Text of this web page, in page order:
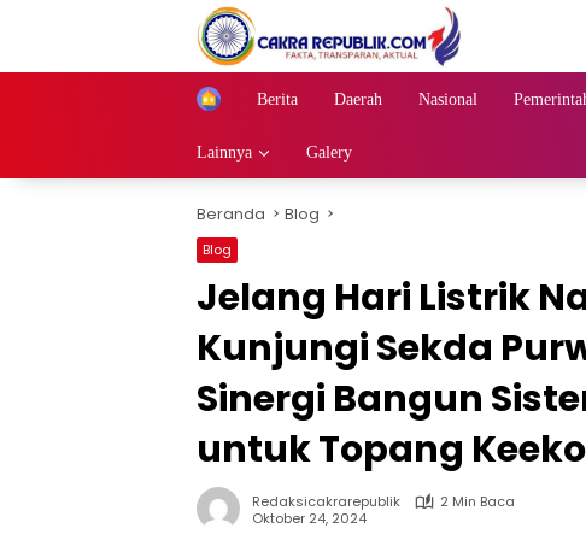
Berita Daerah Nasional
Lainnya Galery
Beranda Blog
Blog
Jelang Hari Listrik
Kunjungi Sekda
Sinergi Bangun
untuk Topang
Redaksicakrarepublik
2 Min Baca
Oktober 24, 2024